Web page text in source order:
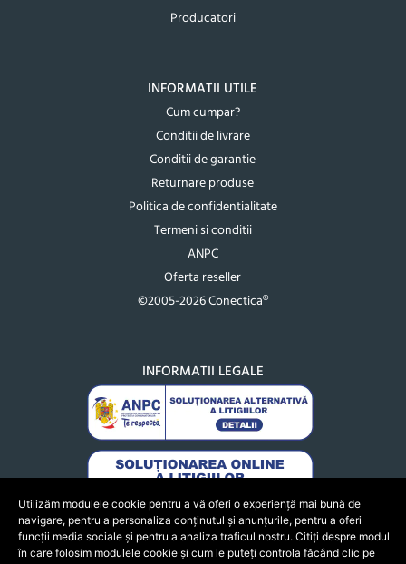
Producatori
INFORMATII UTILE
Cum cumpar?
Conditii de livrare
Conditii de garantie
Returnare produse
Politica de confidentialitate
Termeni si conditii
ANPC
Oferta reseller
©2005-2026 Conectica®
INFORMATII LEGALE
Utilizăm modulele cookie pentru a vă oferi o experiență mai bună de
navigare, pentru a personaliza conținutul și anunțurile, pentru a oferi
funcții media sociale și pentru a analiza traficul nostru. Citiți despre modul
în care folosim modulele cookie și cum le puteți controla făcând clic pe